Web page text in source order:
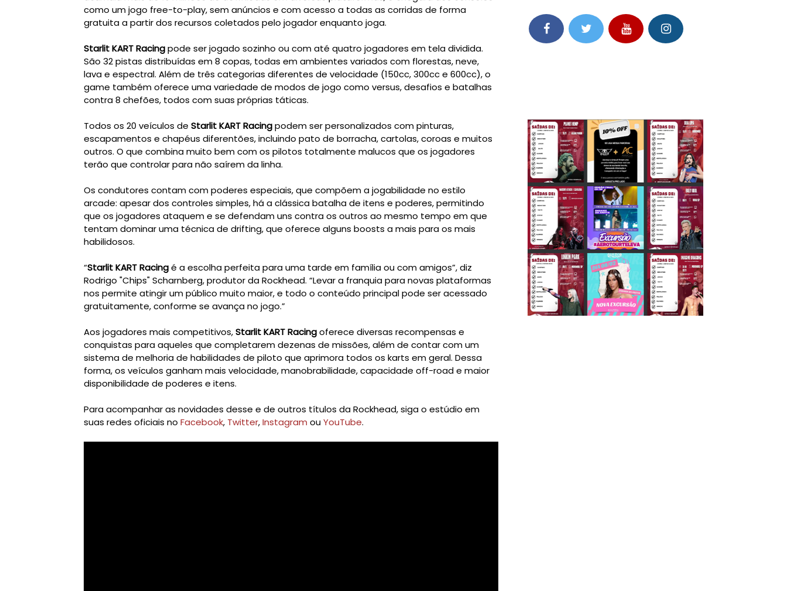
como um jogo free-to-play, sem anúncios e com acesso a todas as corridas de forma
gratuita a partir dos recursos coletados pelo jogador enquanto joga.
Starlit KART Racingpode ser jogado sozinho ou com até quatro jogadores em tela dividida.
São 32 pistas distribuídas em 8 copas, todas em ambientes variados com florestas, neve,
lava e espectral. Além de três categorias diferentes de velocidade (150cc, 300cc e 600cc), o
game também oferece uma variedade de modos de jogo como versus, desafios e batalhas
contra 8 chefões, todos com suas próprias táticas.
Todos os 20 veículos de Starlit KART Racingpodem ser personalizados com pinturas,
escapamentos e chapéus diferentões, incluindo pato de borracha, cartolas, coroas e muitos
outros. O que combina muito bem com os pilotos totalmente malucos que os jogadores
terão que controlar para não saírem da linha.
Os condutores contam com poderes especiais, que compõem a jogabilidade no estilo
arcade: apesar dos controles simples, há a clássica batalha de itens e poderes, permitindo
que os jogadores ataquem e se defendam uns contra os outros ao mesmo tempo em que
tentam dominar uma técnica de drifting, que oferece alguns boosts a mais para os mais
habilidosos.
“Starlit KART Racingé a escolha perfeita para uma tarde em família ou com amigos”, diz
Rodrigo "Chips" Scharnberg, produtor da Rockhead. “Levar a franquia para novas plataformas
nos permite atingir um público muito maior, e todo o conteúdo principal pode ser acessado
gratuitamente, conforme se avança no jogo.”
Aos jogadores mais competitivos,Starlit KART Racingoferece diversas recompensas e
conquistas para aqueles que completarem dezenas de missões, além de contar com um
sistema de melhoria de habilidades de piloto que aprimora todos os karts em geral. Dessa
forma, os veículos ganham mais velocidade, manobrabilidade, capacidade off-road e maior
disponibilidade de poderes e itens.
Para acompanhar as novidades desse e de outros títulos da Rockhead, siga o estúdio em
suas redes oficiais no Facebook, Twitter,Instagram ouYouTube.